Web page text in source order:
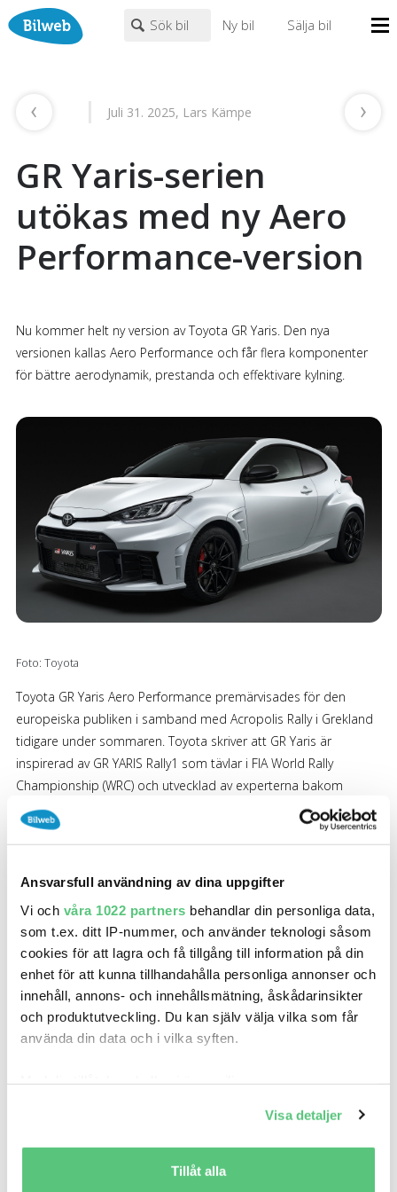
Ansvarsfull användning av dina uppgifter
Vi och våra 1022 partners behandlar din personliga data,
som t.ex. ditt IP-nummer, och använder teknologi såsom
cookies för att lagra och få tillgång till information på din
enhet för att kunna tillhandahålla personliga annonser och
innehåll, annons- och innehållsmätning, åskådarinsikter
och produktutveckling. Du kan själv välja vilka som får
använda din data och i vilka syften.
som kan ha en noggrannhet på upp till flera meter
Identifiera din enhet genom att aktivt skanna den
för specifika kännetecken (fingeravtryck)
Visa detaljer
Tillåt alla
Sök bil Ny bil Sälja bil
Bilhandlare
Alla städer
Billån
Privatleasing
Kontakt
Om oss
Märke (alla)
Endast fordon från MRF-anslutna handlare
Populära märken Volvo, Audi ,Mercedes,Volkswagen BMW
Justera priset genom att dra i knapparna
Län (alla)
Fler val
Juli 31. 2025, Lars Kämpe
GR Yaris-serien
utökas med ny Aero
Performance-version
Nu kommer helt ny version av Toyota GR Yaris. Den nya
versionen kallas Aero Performance och får flera komponenter
för bättre aerodynamik, prestanda och effektivare kylning.
Foto: Toyota
Toyota GR Yaris Aero Performance premärvisades för den
europeiska publiken i samband med Acropolis Rally i Grekland
tidigare under sommaren. Toyota skriver att GR Yaris är
inspirerad av GR YARIS Rally1 som tävlar i FIA World Rally
Championship (WRC) och utvecklad av experterna bakom
Toyota Gazoo Racing (TGR).
Bakvingen kan justeras
Aero Performance-versionen har en ny motorhuv i aluminium
med ett större ventilationsutsläpp. Vidare bidrar en ny
framspoiler till högre marktryck och bättre väghållning. En stor,
justerbar bakspoiler ska ge bättre bromseffekt och stabilitet i
högre hastighet. Vinkeln kan justeras manuellt för att anpassas
till olika förhållanden, till exempel inför körning på bana.
Undertryck ger bättre väghållning
Nya luftutsläpp fram hjälper till att kyla bromsarna vid till
bakre stötfångaren bidrar till att minska luftmotståndet och ger
ett mer balanserat luftflöde under bilen. Dessutom är
modellens underrede omdesignat för att skapa bättre